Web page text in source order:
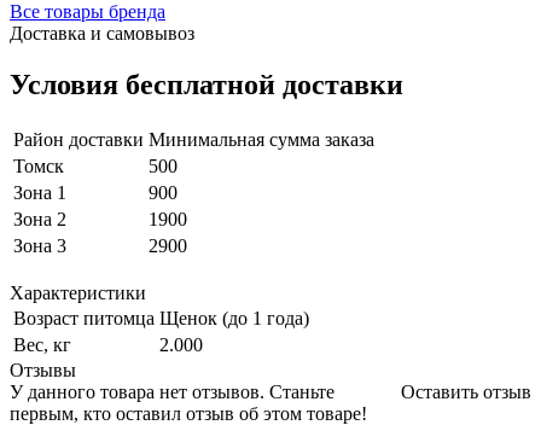
Все товары бренда
Доставка и самовывоз
Условия бесплатной доставки
Район доставки Минимальная сумма заказа
Томск
500
Зона 1
900
Зона 2
1900
Зона 3
2900
Характеристики
Возраст питомца Щенок (до 1 года)
Вес, кг
2.000
Отзывы
Оставить отзыв
У данного товара нет отзывов. Станьте
первым, кто оставил отзыв об этом товаре!